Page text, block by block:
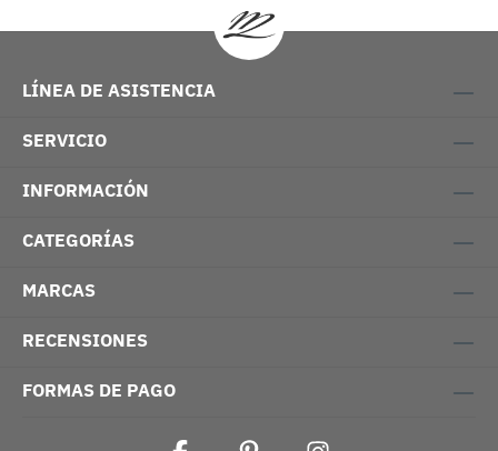
LÍNEA DE ASISTENCIA
SERVICIO
INFORMACIÓN
CATEGORÍAS
MARCAS
RECENSIONES
FORMAS DE PAGO